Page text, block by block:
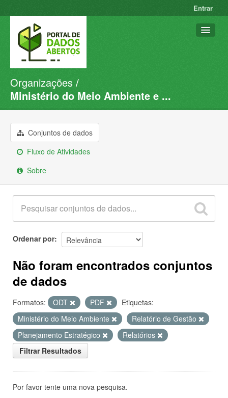
Entrar
Conjuntos de dados
Organizações
Sobre
Organizações
Ministério do Meio Ambiente e ...
Conjuntos de dados
Fluxo de Atividades
Sobre
Ordenar por
Não foram encontrados conjuntos
de dados
Formatos: ODT PDF
Etiquetas:
Ministério do Meio Ambiente
Relatório de Gestão
Planejamento Estratégico
Relatórios
Filtrar Resultados
Por favor tente uma nova pesquisa.